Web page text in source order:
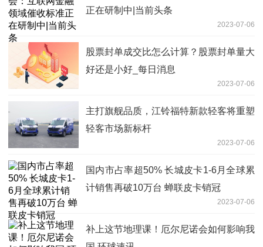
正在研制中|当前头条
2023-07-06
股票封单成交比怎么计算？股票封单量大
好还是小好_每日消息
2023-07-06
主打旗舰品质，江铃福特新款轻客将重塑
轻客市场新标杆
2023-07-06
国内市占率超50% 长城皮卡1-6月全球累
计销售再破10万台 蝉联皮卡销冠
2023-07-06
补上这节地理课！厄尔尼诺会如何影响我